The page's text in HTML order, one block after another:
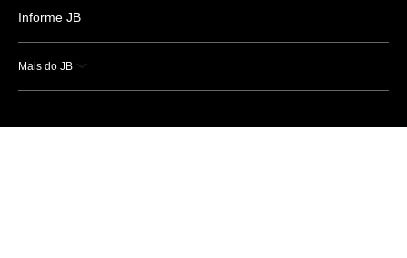
Informe JB
Mais do JB
Esportes